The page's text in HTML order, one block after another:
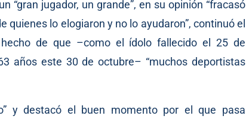
“gran jugador, un grande”, en su opinión “fracasó
quienes lo elogiaron y no lo ayudaron”, continuó el
hecho de que –como el ídolofallecidoel 25 de
años este 30 de octubre– “muchos deportistas
y destacó el buen momento por el que pasa